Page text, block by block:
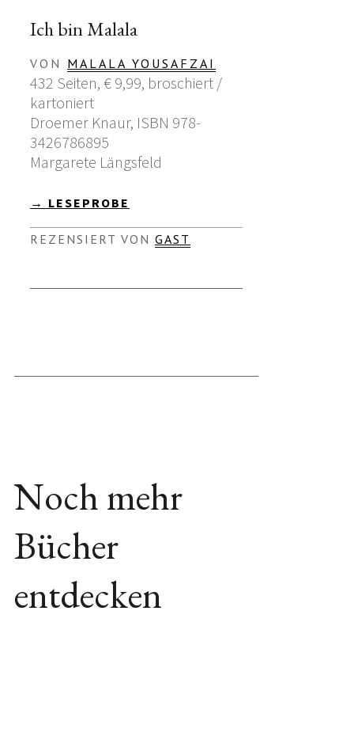
Ich bin Malala
VON MALALA YOUSAFZAI
432 Seiten, € 9,99, broschiert /
kartoniert
Droemer Knaur, ISBN 978-
3426786895
Margarete Längsfeld
→ LESEPROBE
REZENSIERT VON GAST
Noch mehr
Bücher
entdecken